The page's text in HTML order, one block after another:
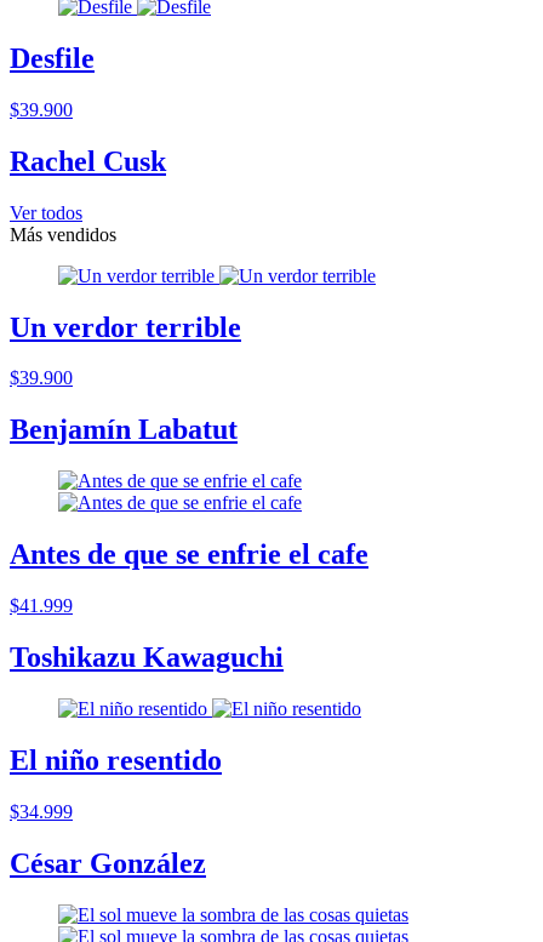
Desfile
$39.900
Rachel Cusk
Ver todos
Más vendidos
Un verdor terrible
$39.900
Benjamín Labatut
Antes de que se enfrie el cafe
$41.999
Toshikazu Kawaguchi
El niño resentido
$34.999
César González